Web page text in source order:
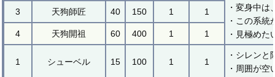
・変身中
・この系
・見極めた
3 天狗師匠 40 150 1 1
4 天狗開祖 60 400 1 1
1 シューベル 15 100 1 1
・シレン
・周囲が